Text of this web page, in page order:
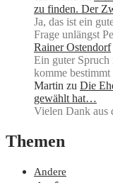
zu finden. Der
Ja, das ist ein
Frage unlängst
Rainer Ostendorf
Ein guter Spruch
komme
Martin zu Die
gewählt hat…
Vielen Dank aus
Themen
Andere